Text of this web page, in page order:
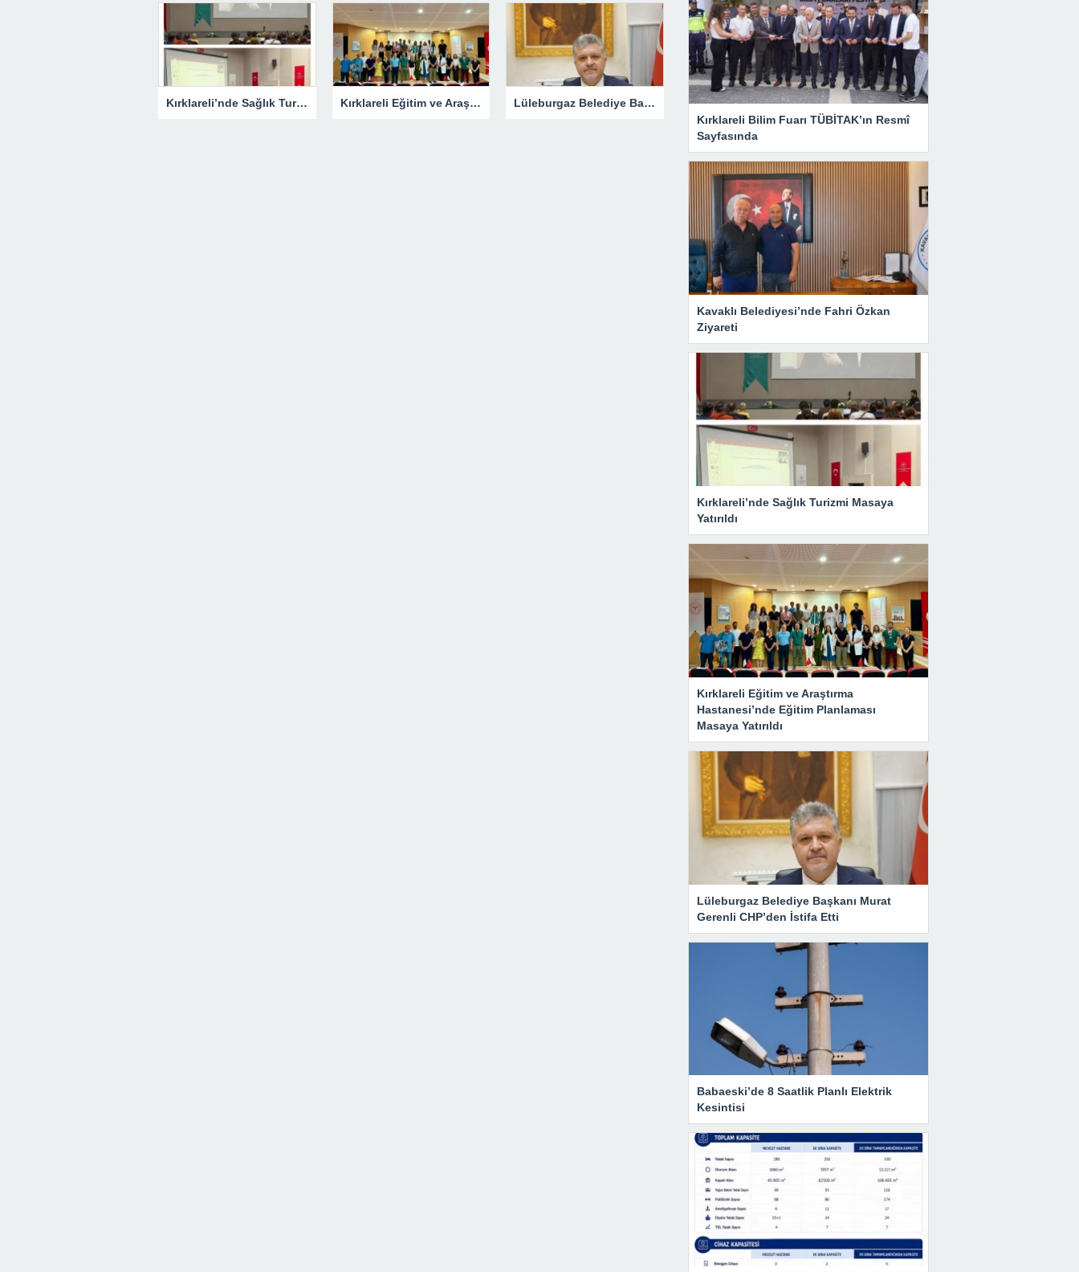
Kırklareli’nde Sağlık Turizmi Masaya Yatırıldı Kırklareli Eğitim ve Araştırma Hastanesi’nde Eğitim Planlaması Masaya Yatırıldı Lüleburgaz Belediye Başkanı Murat Gerenli CHP’den İstifa Etti
Kırklareli Bilim Fuarı TÜBİTAK’ın Resmî
Sayfasında
Kavaklı Belediyesi’nde Fahri Özkan
Ziyareti
Kırklareli’nde Sağlık Turizmi Masaya
Yatırıldı
Kırklareli Eğitim ve Araştırma
Hastanesi’nde Eğitim Planlaması
Masaya Yatırıldı
Lüleburgaz Belediye Başkanı Murat
Gerenli CHP’den İstifa Etti
Babaeski’de 8 Saatlik Planlı Elektrik
Kesintisi